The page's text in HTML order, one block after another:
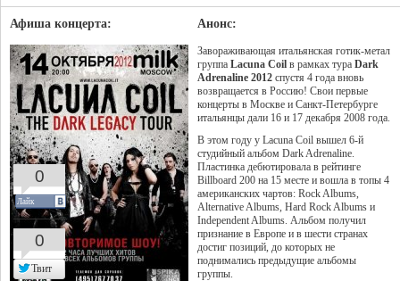
Афиша концерта: Анонс:
Завораживающая итальянская готик-метал
группа Lacuna Coil в рамках тура Dark
Adrenaline 2012 спустя 4 года вновь
возвращается в Россию! Свои первые
концерты в Москве и Санкт-Петербурге
итальянцы дали 16 и 17 декабря 2008 года.
В этом году у Lacuna Coil вышел 6-й
студийный альбом Dark Adrenaline.
Пластинка дебютировала в рейтинге
Billboard 200 на 15 месте и вошла в топы 4
американских чартов: Rock Albums,
Alternative Albums, Hard Rock Albums и
Independent Albums. Альбом получил
признание в Европе и в шести странах
достиг позиций, до которых не
поднимались предыдущие альбомы
группы.
0
Лайк
0
Твит